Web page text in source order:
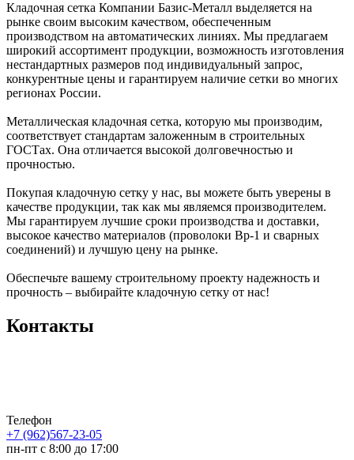
Кладочная сетка Компании Базис-Металл выделяется на
рынке своим высоким качеством, обеспеченным
производством на автоматических линиях. Мы предлагаем
широкий ассортимент продукции, возможность изготовления
нестандартных размеров под индивидуальный запрос,
конкурентные цены и гарантируем наличие сетки во многих
регионах России.
Металлическая кладочная сетка, которую мы производим,
соответствует стандартам заложенным в строительных
ГОСТах. Она отличается высокой долговечностью и
прочностью.
Покупая кладочную сетку у нас, вы можете быть уверены в
качестве продукции, так как мы являемся производителем.
Мы гарантируем лучшие сроки производства и доставки,
высокое качество материалов (проволоки Вр-1 и сварных
соединений) и лучшую цену на рынке.
Обеспечьте вашему строительному проекту надежность и
прочность – выбирайте кладочную сетку от нас!
Контакты
Телефон
+7 (962)567-23-05
пн-пт с 8:00 до 17:00